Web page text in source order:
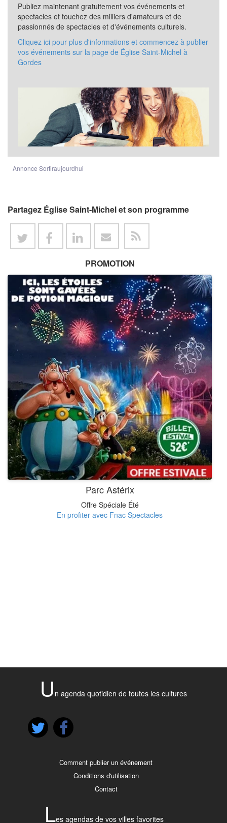
Publiez maintenant gratuitement vos événements et
spectacles et touchez des milliers d'amateurs et de
passionnés de spectacles et d'événements culturels.
Cliquez ici pour plus d'informations et commencez à publier
vos événements sur la page de Église Saint-Michel à
Gordes
Annonce Sortiraujourdhui
Partagez Église Saint-Michel et son programme
PROMOTION
Parc Astérix
Offre Spéciale Été
En profiter avec Fnac Spectacles
U n agenda quotidien de toutes les cultures
Comment publier un événement
Conditions d'utilisation
Contact
Les agendas de vos villes favorites